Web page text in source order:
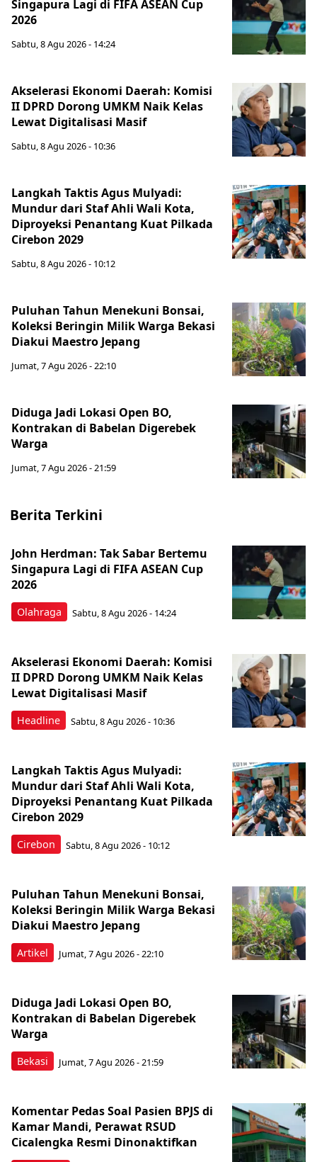
Singapura Lagi di FIFA ASEAN Cup
2026
Sabtu, 8 Agu 2026 - 14:24
Akselerasi Ekonomi Daerah: Komisi
II DPRD Dorong UMKM Naik Kelas
Lewat Digitalisasi Masif
Sabtu, 8 Agu 2026 - 10:36
Langkah Taktis Agus Mulyadi:
Mundur dari Staf Ahli Wali Kota,
Diproyeksi Penantang Kuat Pilkada
Cirebon 2029
Sabtu, 8 Agu 2026 - 10:12
Puluhan Tahun Menekuni Bonsai,
Koleksi Beringin Milik Warga Bekasi
Diakui Maestro Jepang
Jumat, 7 Agu 2026 - 22:10
Diduga Jadi Lokasi Open BO,
Kontrakan di Babelan Digerebek
Warga
Jumat, 7 Agu 2026 - 21:59
Berita Terkini
Olahraga
John Herdman: Tak Sabar Bertemu
Singapura Lagi di FIFA ASEAN Cup
2026
Sabtu, 8 Agu 2026 - 14:24
Headline
Akselerasi Ekonomi Daerah: Komisi
II DPRD Dorong UMKM Naik Kelas
Lewat Digitalisasi Masif
Sabtu, 8 Agu 2026 - 10:36
Cirebon
Langkah Taktis Agus Mulyadi:
Mundur dari Staf Ahli Wali Kota,
Diproyeksi Penantang Kuat Pilkada
Cirebon 2029
Sabtu, 8 Agu 2026 - 10:12
Artikel
Puluhan Tahun Menekuni Bonsai,
Koleksi Beringin Milik Warga Bekasi
Diakui Maestro Jepang
Jumat, 7 Agu 2026 - 22:10
Bekasi
Diduga Jadi Lokasi Open BO,
Kontrakan di Babelan Digerebek
Warga
Jumat, 7 Agu 2026 - 21:59
Komentar Pedas Soal Pasien BPJS di
Kamar Mandi, Perawat RSUD
Cicalengka Resmi Dinonaktifkan